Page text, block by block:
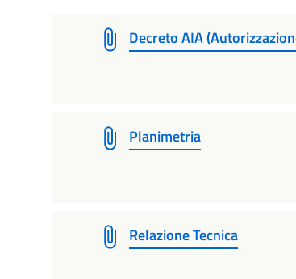
Decreto AIA
Planimetria
Relazione Tecnica